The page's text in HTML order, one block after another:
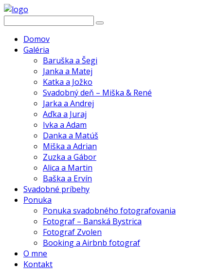
Domov
Galéria
Baruška a Šegi
Janka a Matej
Katka a Jožko
Svadobný deň – Miška & René
Jarka a Andrej
Aďka a Juraj
Ivka a Adam
Danka a Matúš
Miška a Adrian
Zuzka a Gábor
Alica a Martin
Baška a Ervín
Svadobné príbehy
Ponuka
Ponuka svadobného fotografovania
Fotograf – Banská Bystrica
Fotograf Zvolen
Booking a Airbnb fotograf
O mne
Kontakt